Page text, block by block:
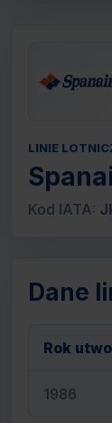
LINIE
Kod IATA:
Dane
Rok
1986